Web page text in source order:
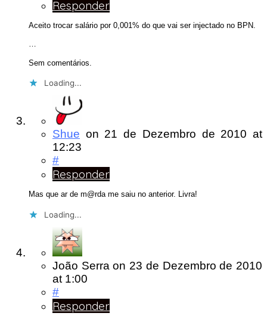
Responder
Aceito trocar salário por 0,001% do que vai ser injectado no BPN.
…
Sem comentários.
Loading...
Shue on 21 de Dezembro de 2010at
12:23
#
Responder
Mas que ar de m@rda me saiu no anterior. Livra!
Loading...
João Serra on 23 de Dezembro de 2010
at 1:00
#
Responder